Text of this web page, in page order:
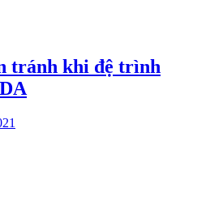
tránh khi đệ trình